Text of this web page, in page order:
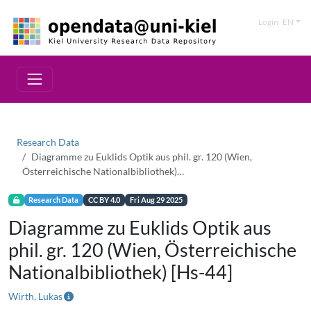
Login EN
Research Data
Diagramme zu Euklids Optik aus phil. gr. 120 (Wien,
Österreichische Nationalbibliothek)…
Research Data CC BY 4.0 Fri Aug 29 2025
Diagramme zu Euklids Optik aus
phil. gr. 120 (Wien, Österreichische
Nationalbibliothek) [Hs-44]
Wirth, Lukas